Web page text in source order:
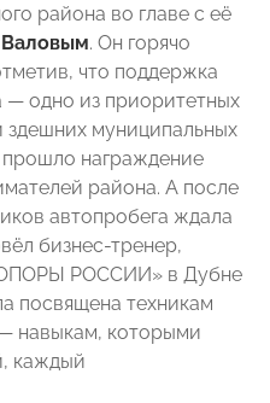
района во главе с её
. Он горячо
что поддержка
— одно из приоритетных
здешних муниципальных
прошло награждение
района. А после
автопробега ждала
бизнес-тренер,
РОССИИ» в Дубне
посвящена техникам
навыкам, которыми
каждый